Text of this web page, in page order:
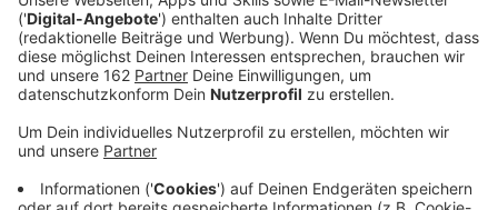
organisiert und strukturiert. Darüber hinaus haben Sie
eine "Hands-on-Mentalität"", sind aktiv und handeln
bewusst und zielgerichtet. Controlling ist für Sie kein
Fremdwort. Darüber hinaus sind Sie kommunikativ und
Wir bieten eine leistungsgerechte Vergütung zuzüglich
Firmenfahrzeug und ein Firmenhandy. Es handelt sich